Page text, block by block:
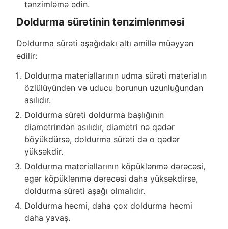
tənzimləmə edin.
Doldurma sürətinin tənzimlənməsi
Doldurma sürəti aşağıdakı altı amillə müəyyən
edilir:
Doldurma materiallarının udma sürəti materialın
özlülüyündən və uducu borunun uzunluğundan
asılıdır.
Doldurma sürəti doldurma başlığının
diametrindən asılıdır, diametri nə qədər
böyükdürsə, doldurma sürəti də o qədər
yüksəkdir.
Doldurma materiallarının köpüklənmə dərəcəsi,
əgər köpüklənmə dərəcəsi daha yüksəkdirsə,
doldurma sürəti aşağı olmalıdır.
Doldurma həcmi, daha çox doldurma həcmi
daha yavaş.